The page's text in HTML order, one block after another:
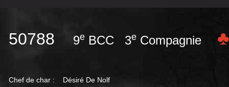
50788 9e BCC 3e Compagnie ♣
Chef de char : Désiré De Nolf